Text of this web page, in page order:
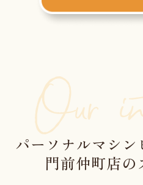
パーソナルマシ
門前仲町店の